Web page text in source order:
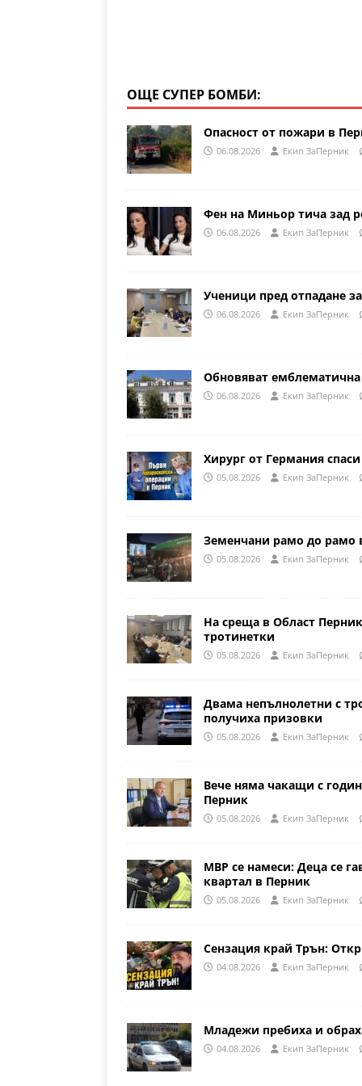
ОЩЕ СУПЕР БОМБИ:
Опасност от пожари в
06.08.2026 Eкип ЗаПерник
Фен на Миньор тича зад
06.08.2026 Eкип ЗаПерник
Ученици пред отпадане
06.08.2026 Eкип ЗаПерник
Обновяват
06.08.2026 Eкип ЗаПерник
Хирург от Германия
05.08.2026 Eкип ЗаПерник
Земенчани рамо до рамо
05.08.2026 Eкип ЗаПерник
На среща в Област
тротинетки
05.08.2026 Eкип ЗаПерник
Двама непълнолетни с
получиха призовки
05.08.2026 Eкип ЗаПерник
Вече няма чакащи с
Перник
05.08.2026 Eкип ЗаПерник
МВР се намеси: Деца се
квартал в Перник
05.08.2026 Eкип ЗаПерник
Сензация край Трън:
04.08.2026 Eкип ЗаПерник
Младежи пребиха и
04.08.2026 Eкип ЗаПерник